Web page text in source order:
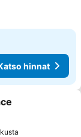
hinnat